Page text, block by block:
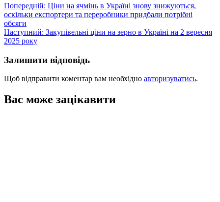
Навігація
записів
Попередній: Ціни на ячмінь в Україні знову знижуються,
оскільки експортери та переробники придбали потрібні
обсяги
Наступний: Закупівельні ціни на зерно в Україні на 2 вересня
2025 року
Залишити відповідь
Щоб відправити коментар вам необхідно авторизуватись.
Вас може зацікавити